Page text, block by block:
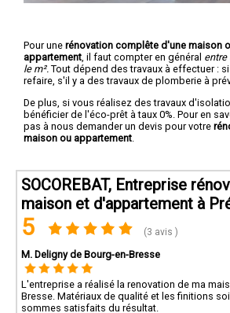
Pour une rénovation complête d'une maison
appartement , il faut compter en général entre
le m². Tout dépend des travaux à effectuer :
refaire, s'il y a des travaux de plomberie à
De plus, si vous réalisez des travaux
bénéficier de l'éco-prêt à taux 0%. Pour en
pas à nous demander un devis pour votre
maison ou appartement
SOCOREBAT, Entreprise
maison et d'appartement à
5 (3 avis )
M. Deligny de Bourg-en-Bresse
L'entreprise a réalisé la renovation de ma
Bresse. Matériaux de qualité et les finitions
sommes satisfaits du résultat.